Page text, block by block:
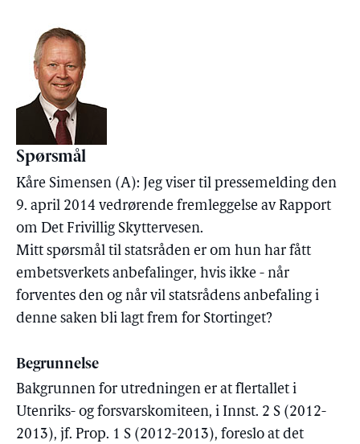
Spørsmål
Kåre Simensen (A): Jeg viser til pressemelding den
9. april 2014 vedrørende fremleggelse av Rapport
om Det Frivillig Skyttervesen.
Mitt spørsmål til statsråden er om hun har fått
embetsverkets anbefalinger, hvis ikke - når
forventes den og når vil statsrådens anbefaling i
denne saken bli lagt frem for Stortinget?
Begrunnelse
Bakgrunnen for utredningen er at flertallet i
Utenriks- og forsvarskomiteen, i Innst. 2 S (2012-
2013), jf. Prop. 1 S (2012-2013), foreslo at det